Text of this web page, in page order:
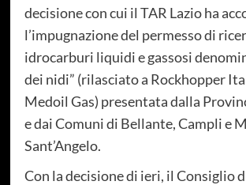
decisione con cui il TAR Lazio ha
l’impugnazione del permesso di
idrocarburi liquidi e gassosi
dei nidi” (rilasciato a Rockhopper
Medoil Gas) presentata dalla
e dai Comuni di Bellante, Campli e
Sant’Angelo.
Con la decisione di ieri, il Consiglio